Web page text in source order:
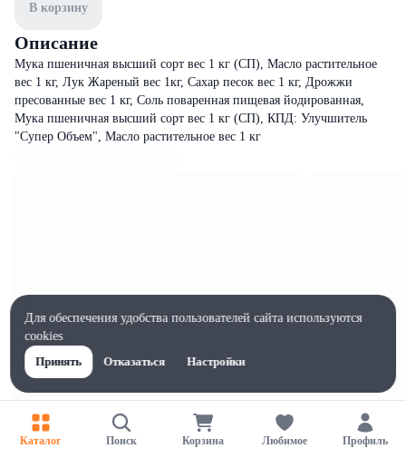
В корзину
Описание
Мука пшеничная высший сорт вес 1 кг (СП), Масло растительное
вес 1 кг, Лук Жареный вес 1кг, Сахар песок вес 1 кг, Дрожжи
пресованные вес 1 кг, Соль поваренная пищевая йодированная,
Мука пшеничная высший сорт вес 1 кг (СП), КПД: Улучшитель
"Супер Объем", Масло растительное вес 1 кг
Характеристики
Каталог Поиск Корзина Любимое Профиль
Для обеспечения удобства пользователей сайта используются
cookies
Принять
Отказаться Настройки